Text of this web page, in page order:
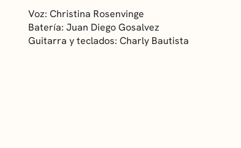
Voz: Christina Rosenvinge
Batería: Juan Diego Gosalvez
Guitarra y teclados: Charly Bautista